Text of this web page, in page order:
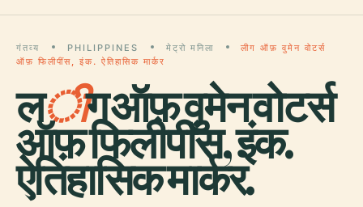
गंतव्य PHILIPPINES मेट्रो मनिला
लीग ऑफ़ वुमेन वोटर्स
ऑफ़ फिलीपींस, इंक. ऐतिहासिक मार्कर
लीग ऑफ़ वुमेन वोटर्स
ऑफ़ फिलीपींस, इंक.
ऐतिहासिक मार्कर.